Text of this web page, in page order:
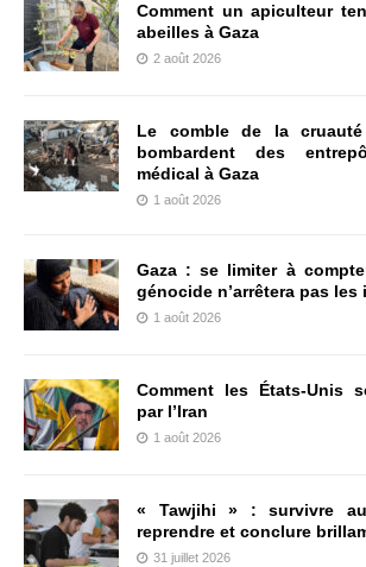
Comment un apiculteur
abeilles à Gaza
2 août 2026
Le comble de la
bombardent des
médical à Gaza
1 août 2026
Gaza : se limiter à
génocide n’arrêtera pas les
1 août 2026
Comment les États-Unis
par l’Iran
1 août 2026
« Tawjihi » : survivre
reprendre et conclure
31 juillet 2026